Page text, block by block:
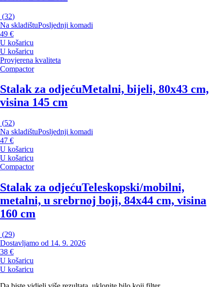
(32)
Na skladištuPosljednji komadi
49 €
U košaricu
U košaricu
Provjerena kvaliteta
Compactor
Stalak za odjećuMetalni, bijeli, 80x43 cm,
visina 145 cm
(52)
Na skladištuPosljednji komadi
47 €
U košaricu
U košaricu
Compactor
Stalak za odjećuTeleskopski/mobilni,
metalni, u srebrnoj boji, 84x44 cm, visina
160 cm
(29)
Dostavljamo od 14. 9. 2026
38 €
U košaricu
U košaricu